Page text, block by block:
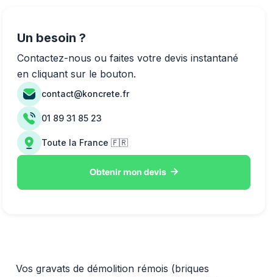
Vos gravats de démolition rémois (briques
Un besoin ?
Contactez-nous ou faites votre devis instantané
en cliquant sur le bouton.
contact@koncrete.fr
01 89 31 85 23
Toute la France 🇫🇷
Obtenir mon devis 